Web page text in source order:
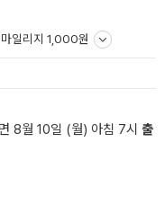
마일리지 1,000원
8월 10일 (월) 아침 7시 출